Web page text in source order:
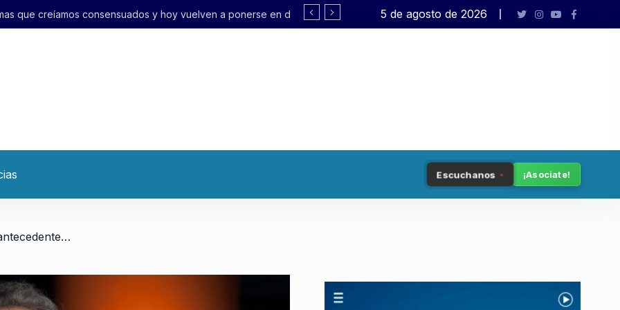
y hoy vuelven a ponerse en discusión» Modificación Ley de Tierras: «Los
5 de agosto de 2026
Escuchanos ¡Asociate!
/ Eduardo Valdés: «No hay antecedentes en el mundo de que se resucitará una ley ya derogada por el Congreso»